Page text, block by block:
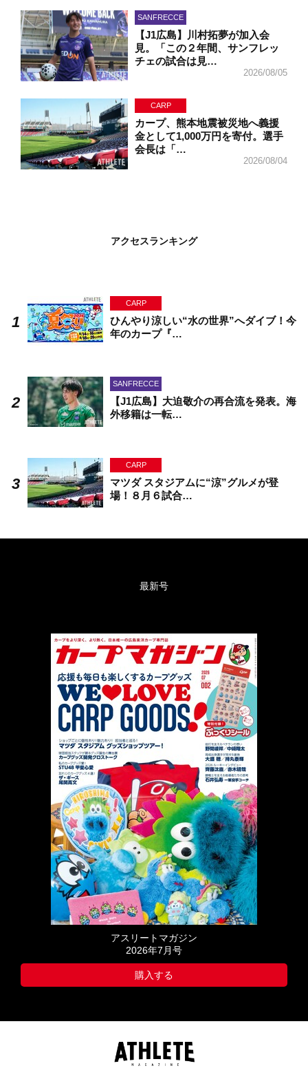
SANFRECCE
【J1広島】川村拓夢が加入会
見。「この２年間、サンフレッ
チェの試合は見…
2026/08/05
CARP
カープ、熊本地震被災地へ義援
金として1,000万円を寄付。選手
会長は「…
2026/08/04
アクセスランキング
CARP
ひんやり涼しい“水の世界”へダイブ！今
年のカープ『…
SANFRECCE
【J1広島】大迫敬介の再合流を発表。海
外移籍は一転…
CARP
マツダ スタジアムに“涼”グルメが登
場！８月６試合…
最新号
アスリートマガジン
2026年7月号
購入する